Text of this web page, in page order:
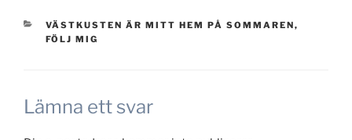
KATEGORIER
VÄSTKUSTEN ÄR MITT HEM PÅ SOMMAREN,
FÖLJ MIG
Lämna ett svar